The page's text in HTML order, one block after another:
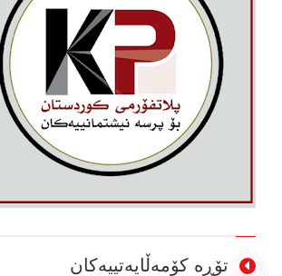
تۆڕە کۆمەڵایەتییەکان